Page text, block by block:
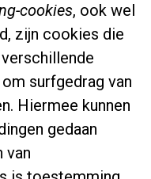
cookies, ook wel
zijn cookies die
surfgedrag van
Hiermee kunnen
gedaan
van